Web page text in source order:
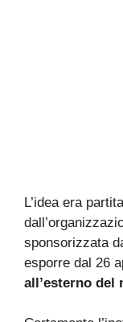
L’idea era
sponsorizzata
esporre dal 26
all’esterno del